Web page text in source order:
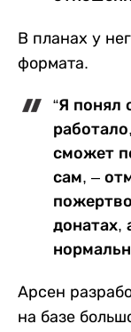
В планах у
формата.
“Я понял
сможет
сам, –
донатах,
Арсен
на базе